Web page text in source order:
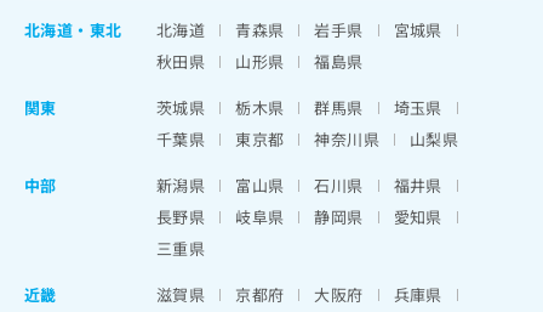
北海道 ・ 東北 北海道 青森県 岩手県
宮城県
秋田県
山形県
福島県
関東
茨城県 栃木県 群馬県
埼玉県
千葉県
東京都 神奈川県
山梨県
中部
新潟県 富山県 石川県
福井県
長野県
岐阜県 静岡県
愛知県
三重県
近畿
滋賀県 京都府 大阪府
兵庫県